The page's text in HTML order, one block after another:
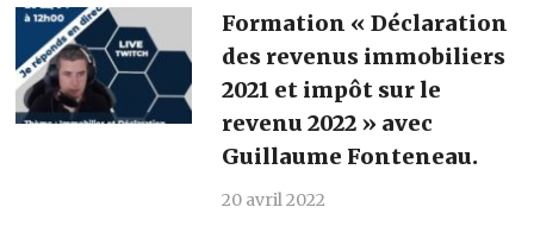
Formation « Déclaration
des revenus immobiliers
2021 et impôt sur le
revenu 2022 » avec
Guillaume Fonteneau.
20 avril 2022